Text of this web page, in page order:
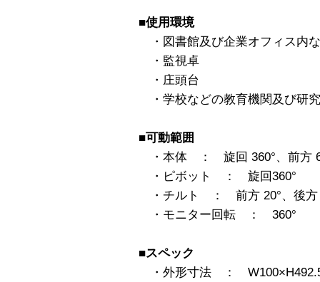
■使用環境
・図書館及び企業オフィス内
・監視卓
・庄頭台
・学校などの教育機関及び研
■可動範囲
・本体 ： 旋回 360°、前方
・ピボット ： 旋回360°
・チルト ： 前方 20°、後方
・モニター回転 ： 360°
■スペック
・外形寸法 ：